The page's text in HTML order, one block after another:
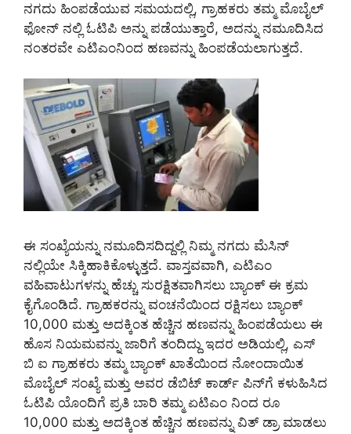
ನಗದು ಹಿಂಪಡೆಯುವ ಸಮಯದಲ್ಲಿ, ಗ್ರಾಹಕರು ತಮ್ಮ ಮೊಬೈಲ್
ಫೋನ್‌ ನಲ್ಲಿ ಓಟಿಪಿ ಅನ್ನು ಪಡೆಯುತ್ತಾರೆ, ಅದನ್ನು ನಮೂದಿಸಿದ
ನಂತರವೇ ಎಟಿಎಂನಿಂದ ಹಣವನ್ನು ಹಿಂಪಡೆಯಲಾಗುತ್ತದೆ.
ಈ ಸಂಖ್ಯೆಯನ್ನು ನಮೂದಿಸದಿದ್ದಲ್ಲಿ ನಿಮ್ಮ ನಗದು ಮೆಸಿನ್
ನಲ್ಲಿಯೇ ಸಿಕ್ಕಿಹಾಕಿಕೊಳ್ಳುತ್ತದೆ. ವಾಸ್ತವವಾಗಿ, ಎಟಿಎಂ
ವಹಿವಾಟುಗಳನ್ನು ಹೆಚ್ಚು ಸುರಕ್ಷಿತವಾಗಿಸಲು ಬ್ಯಾಂಕ್ ಈ ಕ್ರಮ
ಕೈಗೊಂಡಿದೆ. ಗ್ರಾಹಕರನ್ನು ವಂಚನೆಯಿಂದ ರಕ್ಷಿಸಲು ಬ್ಯಾಂಕ್
10,000 ಮತ್ತು ಅದಕ್ಕಿಂತ ಹೆಚ್ಚಿನ ಹಣವನ್ನು ಹಿಂಪಡೆಯಲು ಈ
ಹೊಸ ನಿಯಮವನ್ನು ಜಾರಿಗೆ ತಂದಿದ್ದು ಇದರ ಅಡಿಯಲ್ಲಿ, ಎಸ್
ಬಿ ಐ ಗ್ರಾಹಕರು ತಮ್ಮ ಬ್ಯಾಂಕ್ ಖಾತೆಯಿಂದ ನೋಂದಾಯಿತ
ಮೊಬೈಲ್ ಸಂಖ್ಯೆ ಮತ್ತು ಅವರ ಡೆಬಿಟ್ ಕಾರ್ಡ್ ಪಿನ್‌ಗೆ ಕಳುಹಿಸಿದ
ಓಟಿಪಿ ಯೊಂದಿಗೆ ಪ್ರತಿ ಬಾರಿ ತಮ್ಮ ಏಟಿಎಂ ನಿಂದ ರೂ
10,000 ಮತ್ತು ಅದಕ್ಕಿಂತ ಹೆಚ್ಚಿನ ಹಣವನ್ನು ವಿತ್ ಡ್ರಾ ಮಾಡಲು